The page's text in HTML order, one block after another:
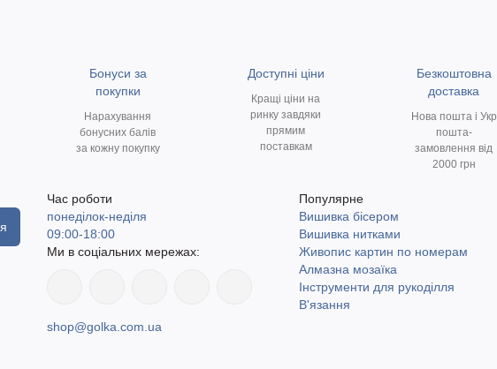
Бонуси за
покупки
Нарахування
бонусних балів
за кожну покупку
Доступні ціни
Кращі ціни на
ринку завдяки
прямим
поставкам
Безкоштовна
доставка
Нова пошта і Укр
пошта-
замовлення від
2000 грн
Час роботи
понеділок-неділя
09:00-18:00
Ми в соціальних мережах:
shop@golka.com.ua
Популярне
Вишивка бісером
Вишивка нитками
Живопис картин по номерам
Алмазна мозаїка
Інструменти для рукоділля
В'язання